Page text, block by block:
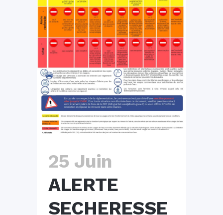
25 Juin
ALERTE
SECHERESSE